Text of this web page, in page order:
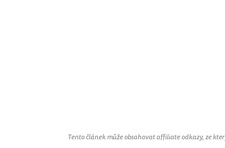
Tento článek může obsahovat affiliate odkazy, ze